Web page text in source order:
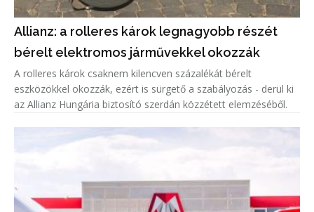
Allianz: a rolleres károk legnagyobb részét
bérelt elektromos járművekkel okozzák
A rolleres károk csaknem kilencven százalékát bérelt
eszközökkel okozzák, ezért is sürgető a szabályozás - derül ki
az Allianz Hungária biztosító szerdán közzétett elemzéséből.